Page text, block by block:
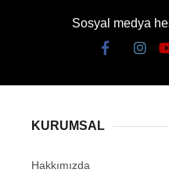
Sosyal medya
KURUMSAL
Hakkımızda